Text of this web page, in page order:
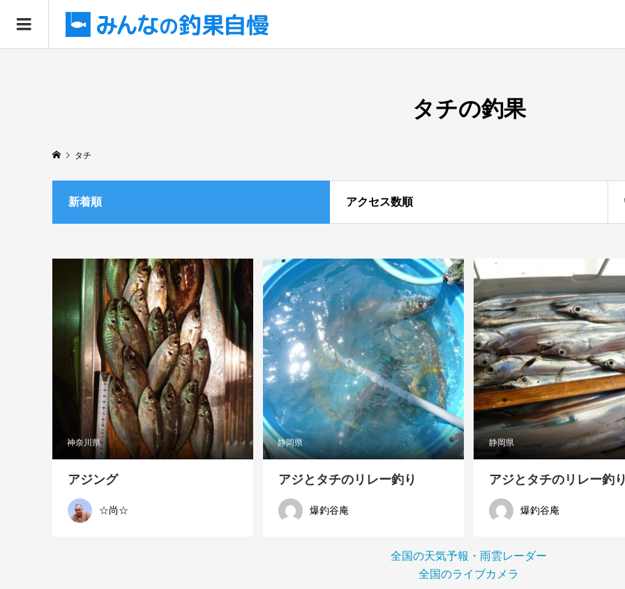
タチの釣果
タチ
新着順 アクセス数順
神奈川県
アジング
☆尚☆
静岡県
アジとタチのリレー釣り
爆釣谷庵
静岡県
アジとタチのリレー釣
爆釣谷庵
全国の天気予報・雨雲レーダー
全国のライブカメラ